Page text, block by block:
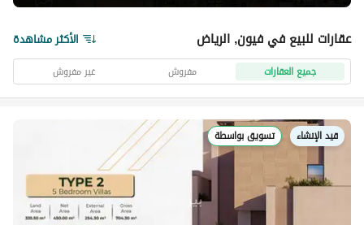
السعر ابتداءً من
⃁
2.61M
التسليم
الربع 4 من عام 2027
مشروع ڤيون من بيوت للتطوير العقاري، وهو عبارة عن مجموعة
حصرية تضم 24 فيلا عصرية فقط في حي العارض، أحد أكثر الأحياء
السكنية شهرة في شمال الرياض، والذي يشهد نموًا متسارعًا في
عقارات للبيع في فيون, الرياض الأكثر مشاهدة
جميع العقارات مفروش غير مفروش
قيد الإنشاء تسويق بواسطة